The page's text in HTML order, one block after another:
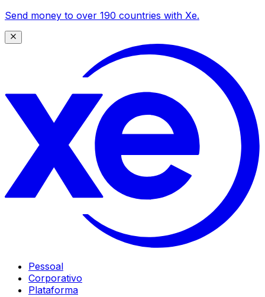
Send money to over 190 countries with Xe.
Pessoal
Corporativo
Plataforma